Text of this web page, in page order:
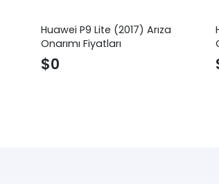
Huawei P9 Lite (2017) Arıza
Onarımı Fiyatları
$0